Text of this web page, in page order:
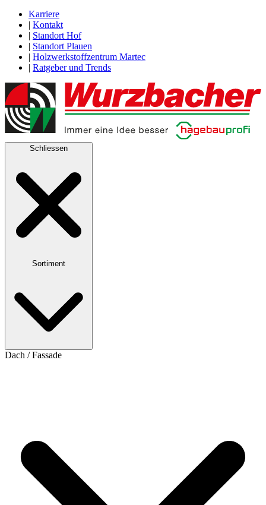
Karriere
| Kontakt
| Standort Hof
| Standort Plauen
| Holzwerkstoffzentrum Martec
| Ratgeber und Trends
Schliessen
Sortiment
Dach / Fassade